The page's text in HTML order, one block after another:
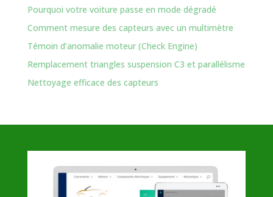
Pourquoi votre voiture passe en mode dégradé
Comment mesure des capteurs avec un multimètre
Témoin d’anomalie moteur (Check Engine)
Remplacement triangles suspension C3 et parallélisme
Nettoyage efficace des capteurs